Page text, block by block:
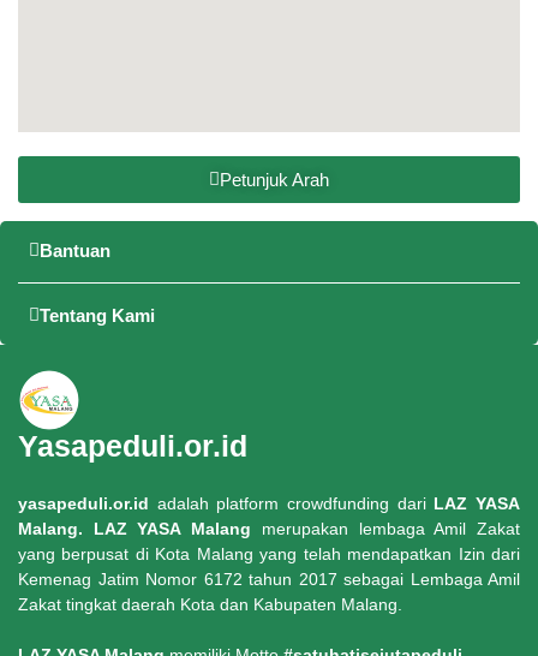
Petunjuk Arah
Bantuan
Tentang Kami
Yasapeduli.or.id
yasapeduli.or.id adalah platform crowdfunding dari LAZ YASA
Malang. LAZ YASA Malang merupakan lembaga Amil Zakat
yang berpusat di Kota Malang yang telah mendapatkan Izin dari
Kemenag Jatim Nomor 6172 tahun 2017 sebagai Lembaga Amil
Zakat tingkat daerah Kota dan Kabupaten Malang.